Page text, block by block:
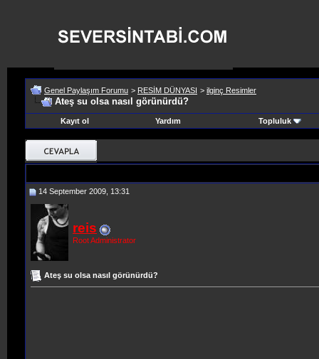
Genel Paylaşım Forumu > RESİM DÜNYASI > ilginç Resimler
Ateş su olsa nasıl görünürdü?
Kayıt ol Yardım Topluluk
14 September 2009, 13:31
reis
Root Administrator
Ateş su olsa nasıl görünürdü?